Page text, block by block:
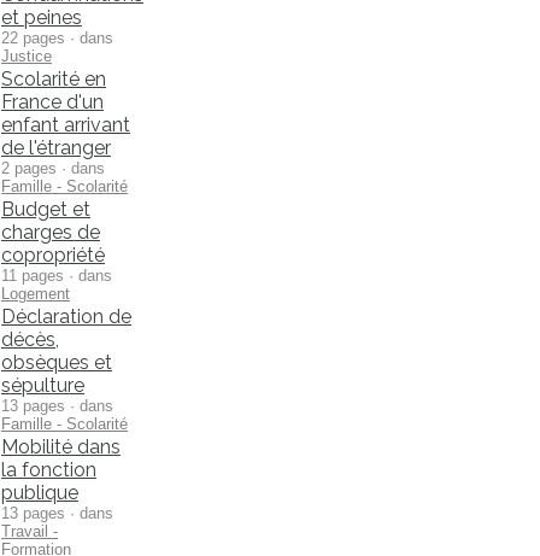
et peines
22 pages · dans
Justice
Scolarité en
France d'un
enfant arrivant
de l'étranger
2 pages · dans
Famille - Scolarité
Budget et
charges de
copropriété
11 pages · dans
Logement
Déclaration de
décès,
obsèques et
sépulture
13 pages · dans
Famille - Scolarité
Mobilité dans
la fonction
publique
13 pages · dans
Travail -
Formation